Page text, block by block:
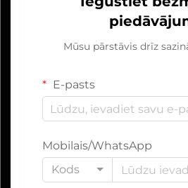
Mūsu pārstāvis drīz
E-pasts
Mobilais/WhatsApp
Kods